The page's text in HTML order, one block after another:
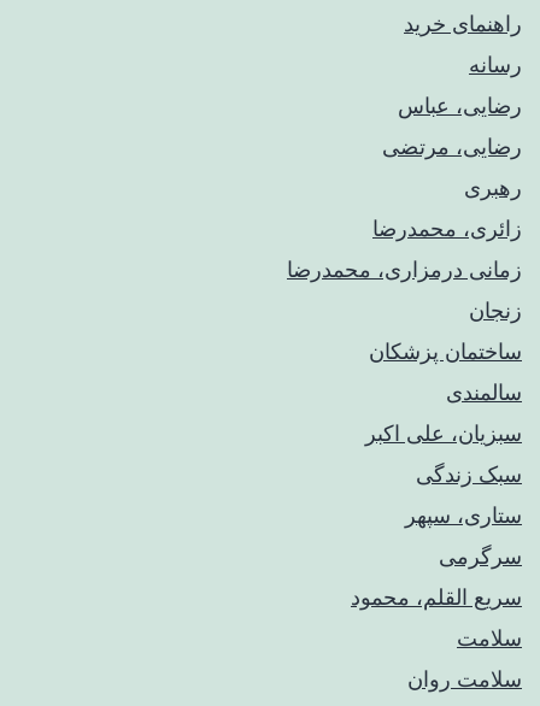
راهنمای خريد
رسانه
رضایی، عباس
رضایی، مرتضی
رهبری
زائری، محمدرضا
زمانی درمزاری، محمدرضا
زنجان
ساختمان پزشکان
سالمندی
سبزیان، علی اکبر
سبک زندگی
ستاری، سپهر
سرگرمی
سریع القلم، محمود
سلامت
سلامت روان